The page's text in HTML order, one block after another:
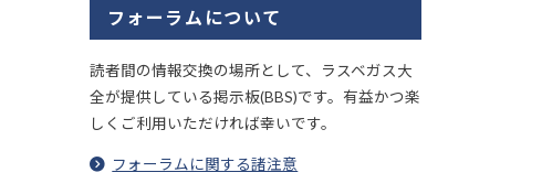
フォーラムについて
読者間の情報交換の場所として、ラスベガス大
全が提供している掲示板(BBS)です。有益かつ楽
しくご利用いただければ幸いです。
フォーラムに関する諸注意